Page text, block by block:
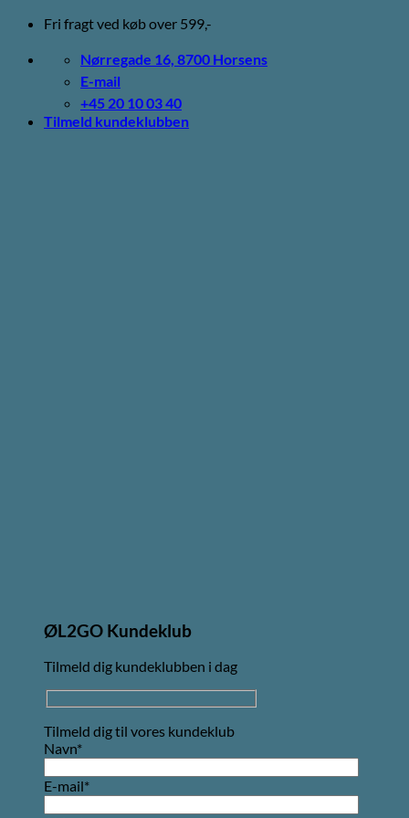
Fortsæt
indhold
Fri fragt ved køb over 599,-
Nørregade 16, 8700 Horsens
E-mail
+45 20 10 03 40
Tilmeld kundeklubben
ØL2GO Kundeklub
Tilmeld dig kundeklubben i dag
Tilmeld dig til vores kundeklub
Navn*
E-mail*